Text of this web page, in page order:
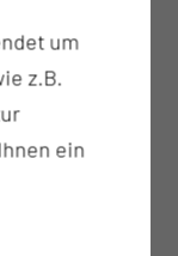
auf die
zu
mit Siemens
um
z.B.
ein